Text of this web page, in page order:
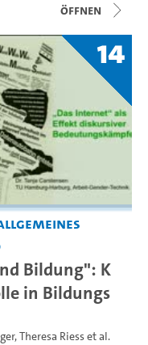
Öffnen
14
Bildung": K
in Bildungs
,Theresa Riesset al.